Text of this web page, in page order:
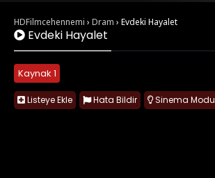
HDFilmcehennemi › Dram › Evdeki Hayalet
Evdeki Hayalet
Kaynak 1
Listeye Ekle Hata Bildir Sinema Modu